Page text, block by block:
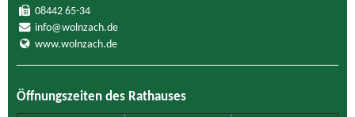
08442 65-34
info@wolnzach.de
www.wolnzach.de
Öffnungszeiten des Rathauses